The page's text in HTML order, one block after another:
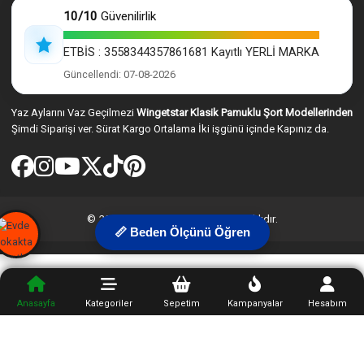
10/10 Güvenilirlik
ETBİS : 3558344357861681 Kayıtlı YERLİ MARKA
Güncellendi: 07-08-2026
Yaz Aylarını Vaz Geçilmezi Wingetstar Klasik Pamuklu Şort Modellerinden
Şimdi Siparişi ver. Sürat Kargo Ortalama İki işgünü içinde Kapınız da.
© 2026 Wingetstar. Tüm hakları saklıdır.
Anasayfa Kategoriler Sepetim Kampanyalar Hesabım
📏 Beden Ölçünü Öğren